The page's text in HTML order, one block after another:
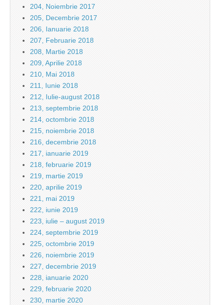
204, Noiembrie 2017
205, Decembrie 2017
206, Ianuarie 2018
207, Februarie 2018
208, Martie 2018
209, Aprilie 2018
210, Mai 2018
211, Iunie 2018
212, Iulie-august 2018
213, septembrie 2018
214, octombrie 2018
215, noiembrie 2018
216, decembrie 2018
217, ianuarie 2019
218, februarie 2019
219, martie 2019
220, aprilie 2019
221, mai 2019
222, iunie 2019
223, iulie – august 2019
224, septembrie 2019
225, octombrie 2019
226, noiembrie 2019
227, decembrie 2019
228, ianuarie 2020
229, februarie 2020
230, martie 2020